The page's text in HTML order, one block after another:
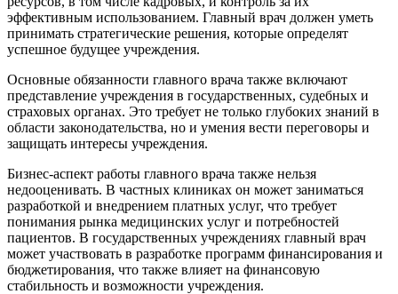
эффективным использованием. Главный врач должен уметь
принимать стратегические решения, которые определят
успешное будущее учреждения.
Основные обязанности главного врача также включают
представление учреждения в государственных, судебных и
страховых органах. Это требует не только глубоких знаний в
области законодательства, но и умения вести переговоры и
защищать интересы учреждения.
Бизнес-аспект работы главного врача также нельзя
недооценивать. В частных клиниках он может заниматься
разработкой и внедрением платных услуг, что требует
понимания рынка медицинских услуг и потребностей
пациентов. В государственных учреждениях главный врач
может участвовать в разработке программ финансирования и
бюджетирования, что также влияет на финансовую
стабильность и возможности учреждения.